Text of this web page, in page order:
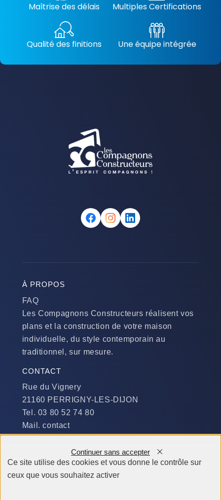
Maîtrise des délais Multiples Certifications
Qualité des finitions Une équipe intégrée
À PROPOS
FAQ
Les Compagnons Constructeurs réalisent vos
plans et la construction de votre maison
individuelle, du style contemporain au
traditionnel, sur mesure.
CONTACT
Rue du Vignery
21160 PERRIGNY-LES-DIJON
Tel. 03 80 52 74 80
Mail. contact
Du Lundi au Jeudi :
​de 9 h à 12 h et de 14 h à 19 h
Ce site utilise des cookies et vous donne le contrôle sur
ceux que vous souhaitez activer
Continuer sans accepter